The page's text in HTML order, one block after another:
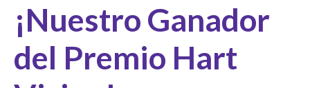
¡Nuestro Ganador
del Premio Hart